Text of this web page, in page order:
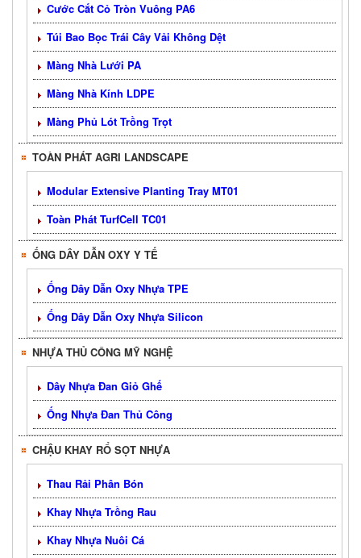
Cước Cắt Cỏ Tròn Vuông PA6
Túi Bao Bọc Trái Cây Vải Không Dệt
Màng Nhà Lưới PA
Màng Nhà Kính LDPE
Màng Phủ Lót Trồng Trọt
TOÀN PHÁT AGRI LANDSCAPE
Modular Extensive Planting Tray MT01
Toàn Phát TurfCell TC01
ỐNG DÂY DẪN OXY Y TẾ
Ống Dây Dẫn Oxy Nhựa TPE
Ống Dây Dẫn Oxy Nhựa Silicon
NHỰA THỦ CÔNG MỸ NGHỆ
Dây Nhựa Đan Giỏ Ghế
Ống Nhựa Đan Thủ Công
CHẬU KHAY RỔ SỌT NHỰA
Thau Rải Phân Bón
Khay Nhựa Trồng Rau
Khay Nhựa Nuôi Cá